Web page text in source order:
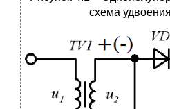
схема